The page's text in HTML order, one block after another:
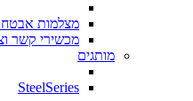
מצלמות
מכשירי קשר
מותגים
SteelSeries